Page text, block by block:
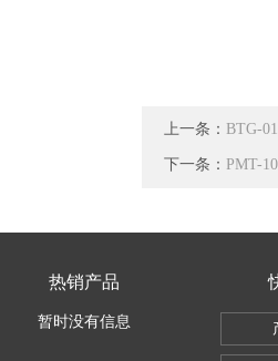
上一条： BTG-
下一条： PMT-
热销产品
暂时没有信息